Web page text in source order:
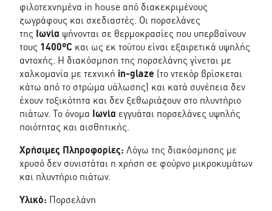
φιλοτεχνημένα in house από διακεκριμένους
ζωγράφους και σχεδιαστές. Οι πορσελάνες
της Ιωνία ψήνονται σε θερμοκρασίες που υπερβαίνουν
τους 1400ºC και ως εκ τούτου είναι εξαιρετικά υψηλής
αντοχής. Η διακόσμηση της πορσελάνης γίνεται με
χαλκομανία με τεχνική in-glaze (το ντεκόρ βρίσκεται
κάτω από το στρώμα υάλωσης) και κατά συνέπεια δεν
έχουν τοξικότητα και δεν ξεθωριάζουν στο πλυντήριο
πιάτων. Το όνομα Ιωνία εγγυάται πορσελάνες υψηλής
ποιότητας και αισθητικής.
Χρήσιμες Πληροφορίες: Λόγω της διακόσμησης με
χρυσό δεν συνιστάται η χρήση σε φούρνο μικροκυμάτων
και πλυντήριο πιάτων.
Υλικό: Πορσελάνη